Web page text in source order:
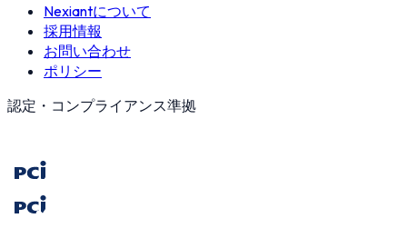
Nexiantについて
採用情報
お問い合わせ
ポリシー
認定・コンプライアンス準拠